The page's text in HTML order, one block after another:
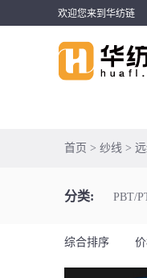
欢迎您来到华纺链
首页 > 纱线 >
分类: PBT/
综合排序